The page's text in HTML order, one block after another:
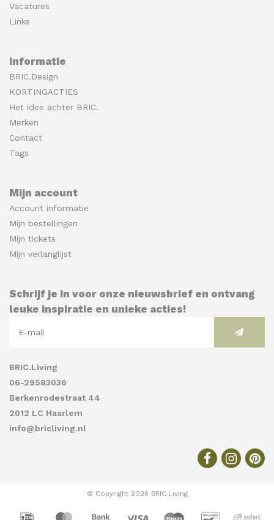
Vacatures
Links
Informatie
BRIC.Design
KORTINGACTIES
Het idee achter BRIC.
Merken
Contact
Tags
Mijn account
Account informatie
Mijn bestellingen
Mijn tickets
Mijn verlanglijst
Schrijf je in voor onze nieuwsbrief en ontvang
leuke inspiratie en unieke acties!
BRIC.Living
06-29583036
Berkenrodestraat 44
2012 LC Haarlem
info@bricliving.nl
© Copyright 2026 BRIC.Living